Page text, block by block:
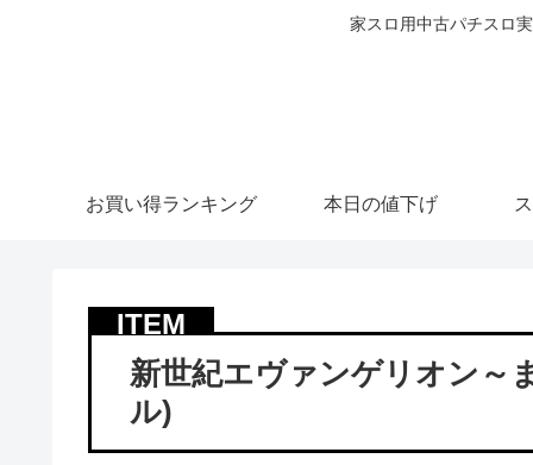
家スロ用中古パチスロ
お買い得ランキング 本日の値下げ
新世紀エヴァンゲリオン～
ル)